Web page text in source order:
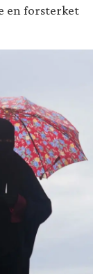
en forsterket